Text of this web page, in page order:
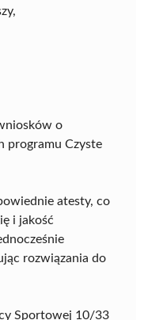
o
programu Czyste
atesty, co
i jakość
rozwiązania do
Sportowej 10/33